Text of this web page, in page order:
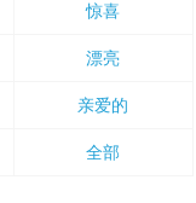
惊喜
漂亮
亲爱的
全部